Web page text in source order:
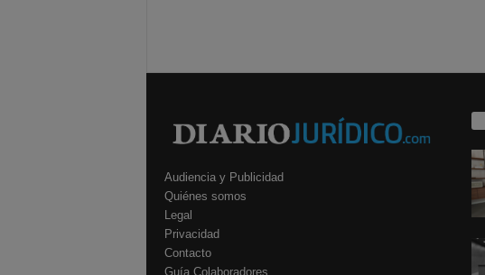
Audiencia y Publicidad
Quiénes somos
Legal
Privacidad
Contacto
Guía Colaboradores